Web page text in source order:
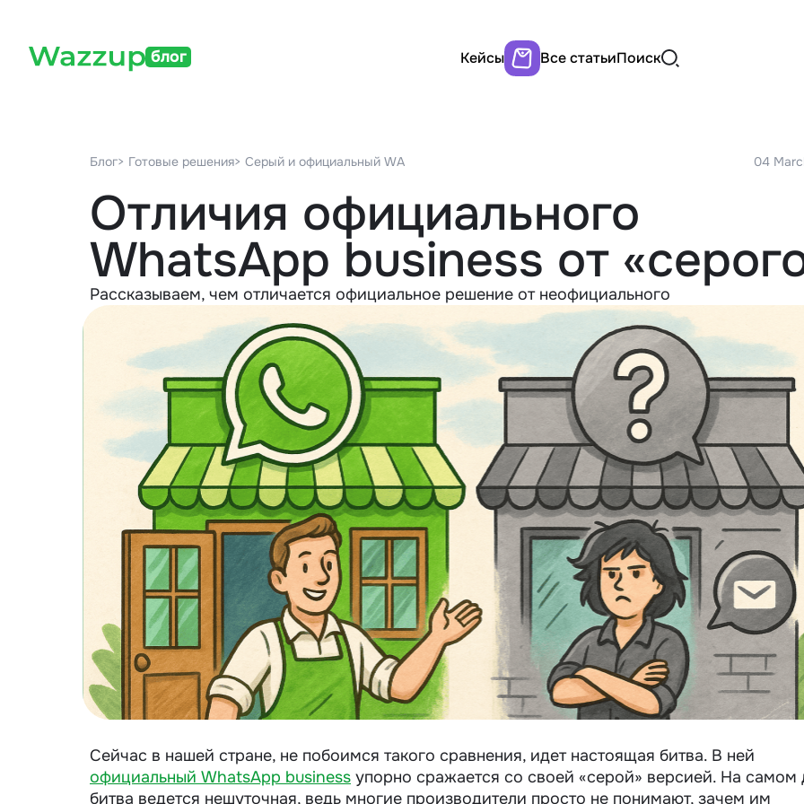
блог Кейсы Все статьиПоиск
Блог> Готовые решения> Серый и официальный WA 04
Отличия официального
WhatsApp business от
Рассказываем, чем отличается официальное решение от неофициального
Сейчас в нашей стране, не побоимся такого сравнения, идет настоящая битва. В ней
официальный WhatsApp business упорно сражается со своей «серой» версией. На самом
битва ведется нешуточная, ведь многие производители просто не понимают, зачем им